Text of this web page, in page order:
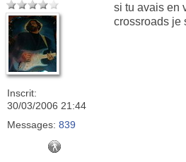
Inscrit:
30/03/2006 21:44
Messages: 839
si tu avais en
crossroads je